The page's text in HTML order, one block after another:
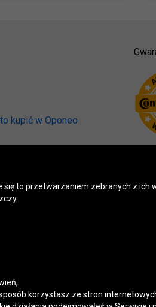
kupić w Oponeo
się to przetwarzaniem zebranych z ich
korzystasz ze stron